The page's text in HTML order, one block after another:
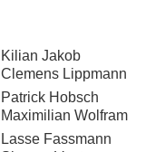
Kilian Jakob
Clemens Lippmann
Patrick Hobsch
Maximilian Wolfram
Lasse Fassmann